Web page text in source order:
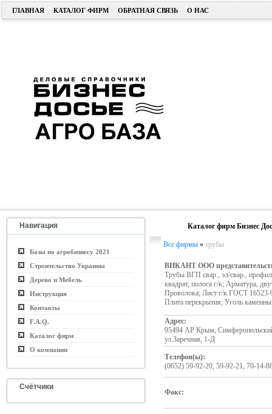
ГЛАВНАЯ КАТАЛОГ ФИРМ ОБРАТНАЯ СВЯЗЬ О НАС
Навигация
Базы по агробизнесу 2021
Строительство Украины
Дерево и Мебель
Инструкция
Контакты
F.A.Q.
Каталог фирм
О компании
Счётчики
Каталог фирм Бизнес
Все фирмы » трубы
ВИКАНТ ООО
Трубы ВГП свар., эл/свар.,
квадрат, полоса г/к; Арматура,
Проволока; Лист г/к ГОСТ
Плита перекрытия; Уголь
Адрес:
95494 АР Крым,
ул.Заречная, 1-Д
Телефон(ы):
(0652) 59-92-20, 59-92-21, 70-14-
Факс: